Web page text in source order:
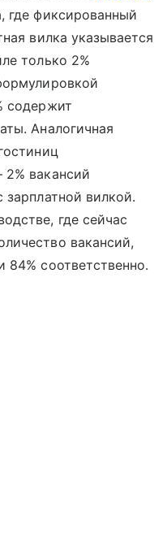
где фиксированный
вилка указывается
только 2%
содержит
Аналогичная
вакансий
вилкой.
где сейчас
вакансий,
84% соответственно.